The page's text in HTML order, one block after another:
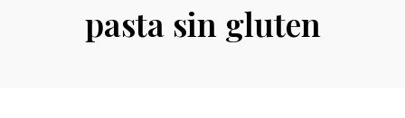
pasta sin gluten